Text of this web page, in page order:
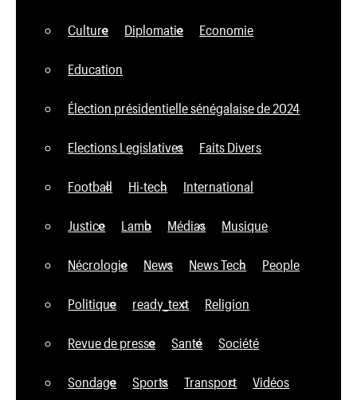
Culture Diplomatie Economie
Education
Élection présidentielle sénégalaise de 2024
Elections Legislatives Faits Divers
Football Hi-tech International
Justice Lamb Médias Musique
Nécrologie News News Tech People
Politique ready_text Religion
Revue de presse Santé Société
Sondage Sports Transport Vidéos